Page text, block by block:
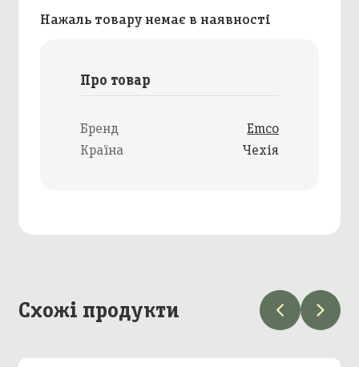
Нажаль товару немає в наявності
Про товар
Бренд
Emco
Країна
Чехія
Схожі продукти